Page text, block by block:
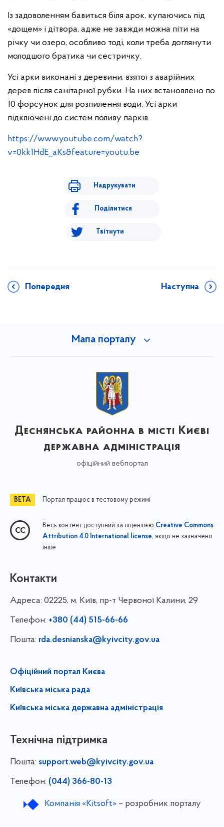
Із задоволенням бавиться біля арок, купаючись під
«дощем» і дітвора, адже не завжди можна піти на
річку чи озеро, особливо тоді, коли треба доглянути
молодшого братика чи сестричку.
Усі арки виконані з деревини, взятої з аварійних
дерев після санітарної рубки. На них встановлено по
10 форсунок для розпилення води. Усі арки
підключені до систем поливу парків.
https://www.youtube.com/watch?
v=0kk1HdE_aKs&feature=youtu.be
Надрукувати
Поділитися
Твітнути
Попередня Наступна
Мапа порталу
Деснянська районна в місті Києві
державна адміністрація
офіційний вебпортал
Портал працює в тестовому режимі
Весь контент доступний за ліцензією Creative Commons
Attribution 4.0 International license, якщо не зазначено
інше
Контакти
Адреса: 02225, м. Київ, пр-т Червоної Калини, 29
Телефон: +380 (44) 515-66-66
Пошта: rda.desnianska@kyivcity.gov.ua
Офіційний портал Києва
Київська міська рада
Київська міська державна адміністрація
Технічна підтримка
Пошта: support.web@kyivcity.gov.ua
Телефон: (044) 366-80-13
Компанія «Kitsoft»– розробник порталу